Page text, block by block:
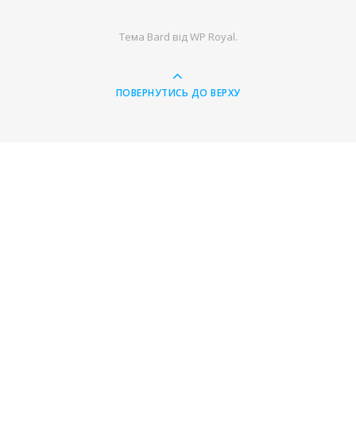
Тема Bard відWP Royal.
ПОВЕРНУТИСЬ ДО ВЕРХУ